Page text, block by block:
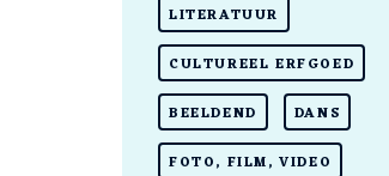
LITERATUUR
CULTUREEL ERFGOED
BEELDEND DANS
FOTO, FILM, VIDEO